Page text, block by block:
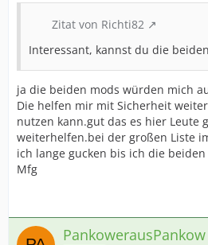
Zitat von Richti82
Interessant, kannst du die
ja die beiden mods würden mich
Die helfen mir mit Sicherheit
nutzen kann.gut das es hier Leute
weiterhelfen.bei der großen Liste
ich lange gucken bis ich die
Mfg
PankowerausPankow